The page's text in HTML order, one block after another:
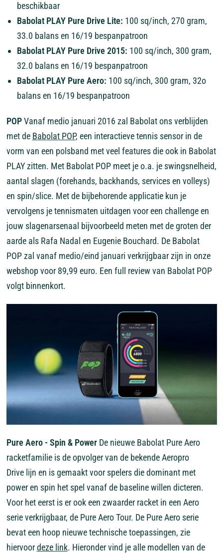
beschikbaar
Babolat PLAY Pure Drive Lite: 100 sq/inch, 270 gram,
33.0 balans en 16/19 bespanpatroon
Babolat PLAY Pure Drive 2015: 100 sq/inch, 300 gram,
32.0 balans en 16/19 bespanpatroon
Babolat PLAY Pure Aero: 100 sq/inch, 300 gram, 32o
balans en 16/19 bespanpatroon
POPVanaf medio januari 2016 zal Babolat ons verblijden
met de Babolat POP, een interactieve tennis sensor in de
vorm van een polsband met veel features die ook in Babolat
PLAY zitten. Met Babolat POP meet je o.a. je swingsnelheid,
aantal slagen (forehands, backhands, services en volleys)
en spin/slice. Met de bijbehorende applicatie kun je
vervolgens je tennismaten uitdagen voor een challenge en
jouw slagenarsenaal bijvoorbeeld meten met de groten der
aarde als Rafa Nadal en Eugenie Bouchard. De Babolat
POP zal vanaf medio/eind januari verkrijgbaar zijn in onze
webshop voor 89,99 euro. Een full review van Babolat POP
volgt binnenkort.
Pure Aero - Spin & PowerDe nieuwe Babolat Pure Aero
racketfamilie is de opvolger van de bekende Aeropro
Drive lijn en is gemaakt voor spelers die dominant met
power en spin het spel vanaf de baseline willen dicteren.
Voor het eerst is er ook een zwaarder racket in een Aero
serie verkrijgbaar, de Pure Aero Tour. De Pure Aero serie
bevat een hoop nieuwe technische toepassingen, zie
hiervoordeze link. Hieronder vind je alle modellen van de